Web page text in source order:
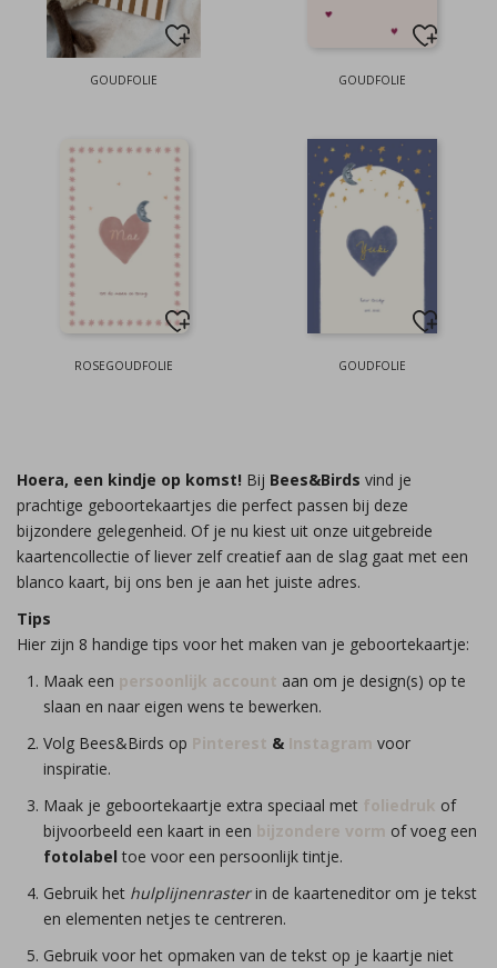
GOUDFOLIE GOUDFOLIE
ROSEGOUDFOLIE GOUDFOLIE
Hoera, een kindje op komst! Bij Bees&Birds vind je
prachtige geboortekaartjes die perfect passen bij deze
bijzondere gelegenheid. Of je nu kiest uit onze uitgebreide
kaartencollectie of liever zelf creatief aan de slag gaat met een
blanco kaart, bij ons ben je aan het juiste adres.
Tips
Hier zijn 8 handige tips voor het maken van je geboortekaartje:
Maak een persoonlijk account aan om je design(s) op te
slaan en naar eigen wens te bewerken.
Volg Bees&Birds op Pinterest & Instagram voor
inspiratie.
Maak je geboortekaartje extra speciaal met foliedruk of
bijvoorbeeld een kaart in een bijzondere vorm of voeg een
fotolabel toe voor een persoonlijk tintje.
Gebruik het hulplijnenrasterin de kaarteneditor om je tekst
en elementen netjes te centreren.
Gebruik voor het opmaken van de tekst op je kaartje niet